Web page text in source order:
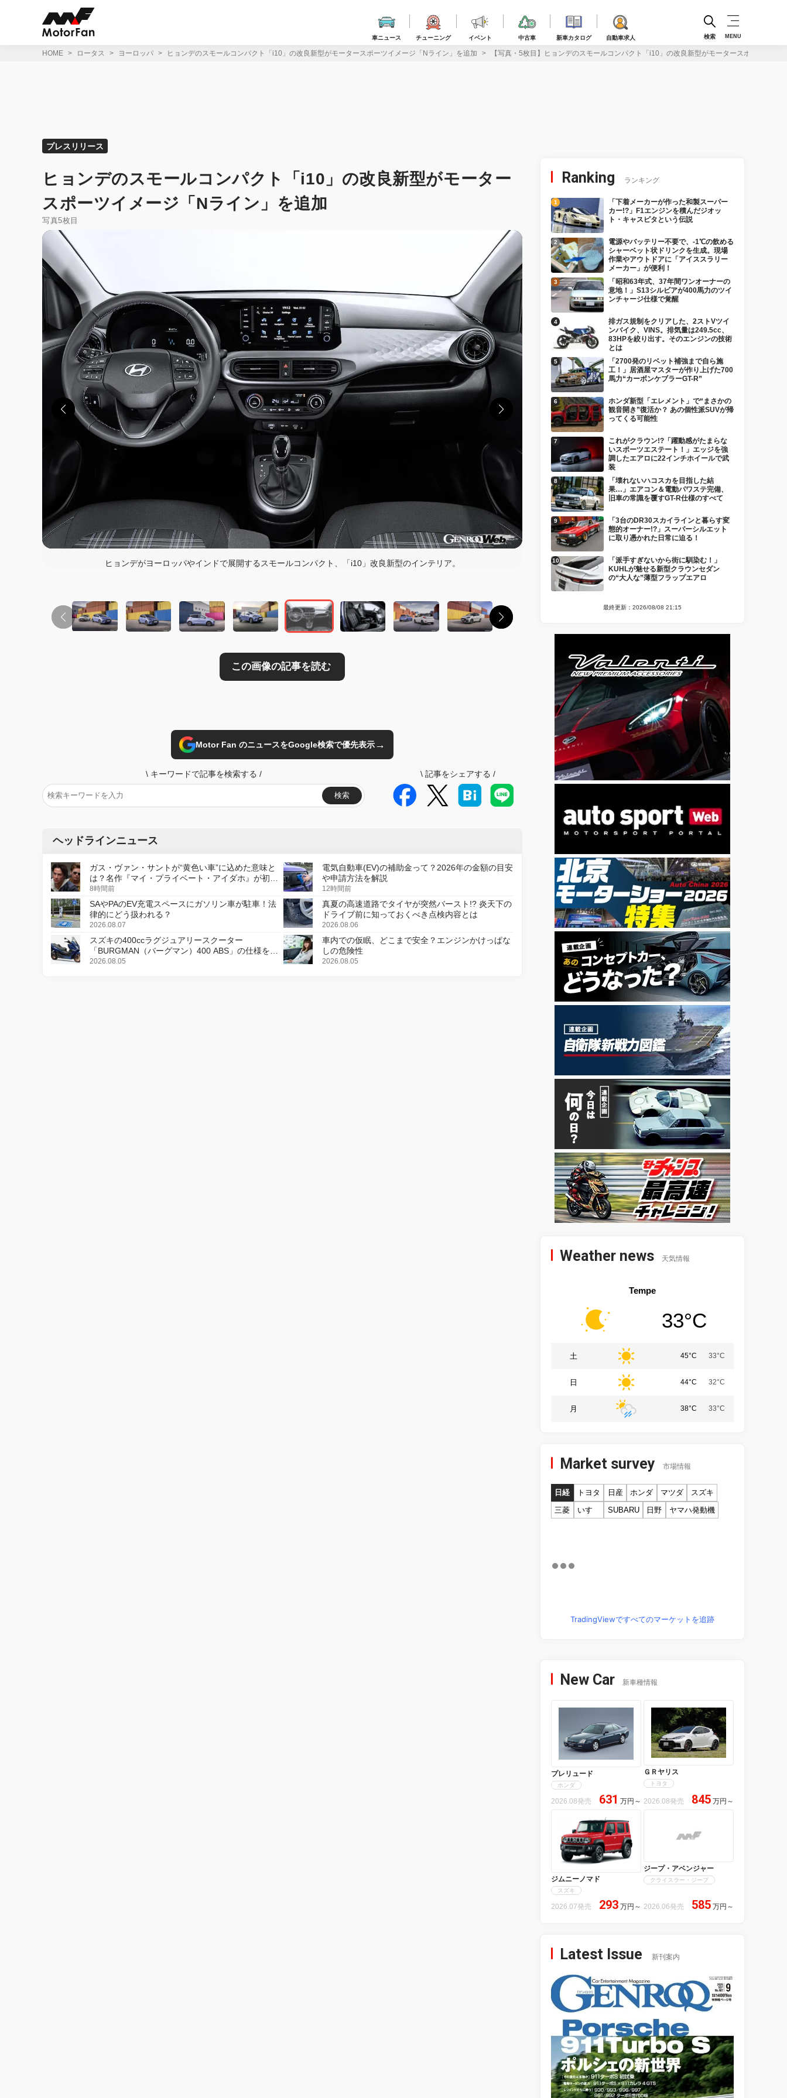
車ニュース チューニング イベント 中古車 新車カタログ 自動車求人 検索 MENU
HOME ロータス ヨーロッパ ヒョンデのスモールコンパクト「i10」の改良新型がモータースポーツイメージ「Nライン」を追加 【写真・5枚目】ヒョンデのスモールコンパクト「i10」の改良新型がモータースポーツイメ
プレスリリース
ヒョンデのスモールコンパクト「i10」の改良新型がモーター
スポーツイメージ「Nライン」を追加
写真5枚目
ヒョンデがヨーロッパやインドで展開するスモールコンパクト、「i10」改良新型のインテリア。
Motor Fan のニュースをGoogle検索で優先表示→
\ キーワードで記事を検索する /
検索
\ 記事をシェアする /
ヘッドラインニュース
ガス・ヴァン・サントが“黄色い車”に込めた意味と
は？名作『マイ・プライベート・アイダホ』が初の
デジタルリマスター版で復活
8時間前
電気自動車(EV)の補助金って？2026年の金額の目安
や申請方法を解説
12時間前
SAやPAのEV充電スペースにガソリン車が駐車！法
律的にどう扱われる？
2026.08.07
真夏の高速道路でタイヤが突然バースト!? 炎天下の
ドライブ前に知っておくべき点検内容とは
2026.08.06
スズキの400ccラグジュアリースクーター
「BURGMAN（バーグマン）400 ABS」の仕様を変
更し、8月18日に発売
2026.08.05
車内での仮眠、どこまで安全？エンジンかけっぱな
しの危険性
2026.08.05
Ranking ランキング
「下着メーカーが作った和製スーパー
カー!?」F1エンジンを積んだジオッ
ト・キャスピタという伝説
電源やバッテリー不要で、-1℃の飲める
シャーベット状ドリンクを生成。現場
作業やアウトドアに「アイススラリー
メーカー」が便利！
「昭和63年式、37年間ワンオーナーの
意地！」S13シルビアが400馬力のツイ
ンチャージ仕様で覚醒
排ガス規制をクリアした、2ストVツイ
ンバイク、VINS。排気量は249.5cc、
83HPを絞り出す。そのエンジンの技術
とは
「2700発のリベット補強まで自ら施
工！」居酒屋マスターが作り上げた700
馬力“カーボンケブラーGT-R”
ホンダ新型「エレメント」で“まさかの
観音開き”復活か？ あの個性派SUVが帰
ってくる可能性
これがクラウン!?「躍動感がたまらな
いスポーツエステート！」エッジを強
調したエアロに22インチホイールで武
装
「壊れないハコスカを目指した結
果…」エアコン＆電動パワステ完備、
旧車の常識を覆すGT-R仕様のすべて
「3台のDR30スカイラインと暮らす変
態的オーナー!?」スーパーシルエット
に取り憑かれた日常に迫る！
「派手すぎないから街に馴染む！」
KUHLが魅せる新型クラウンセダン
の“大人な”薄型フラップエアロ
最終更新：2026/08/08 21:15
Weather news 天気情報
Tempe
33°C
土 45°C 33°C
日 44°C 32°C
月 38°C 33°C
Market survey 市場情報
日経 トヨタ 日産 ホンダ マツダ
スズキ
三菱
いすゞ SUBARU 日野 ヤマハ発動機
TradingViewですべてのマーケットを追跡
New Car 新車種情報
プレリュード
ホンダ
2026.08発売 631 万円 ～
ＧＲヤリス
トヨタ
2026.08発売 845 万円 ～
ジムニーノマド
スズキ
2026.07発売 293 万円 ～
ジープ・アベンジャー
クライスラー・ジープ
2026.06発売 585 万円 ～
Latest Issue 新刊案内